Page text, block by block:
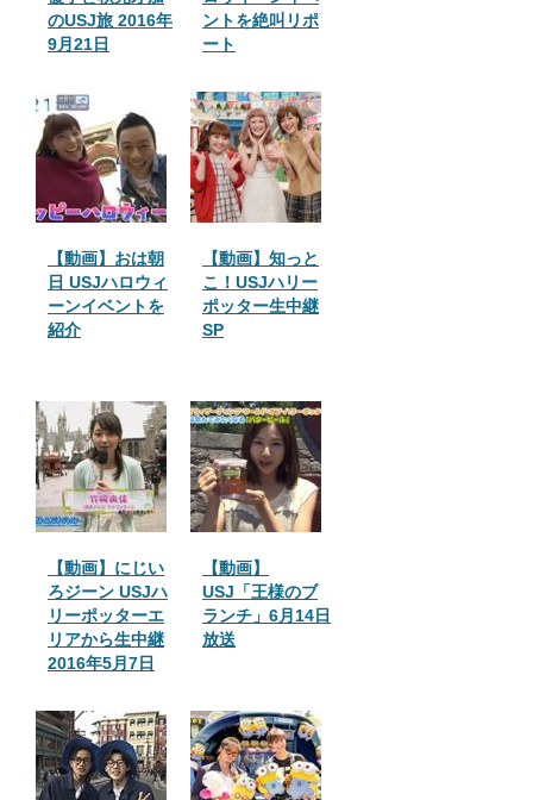
のUSJ旅 2016年
9月21日
ントを絶叫リポ
ート
【動画】おは朝
日 USJハロウィ
ーンイベントを
紹介
【動画】知っと
こ！USJハリー
ポッター生中継
SP
【動画】にじい
ろジーン USJハ
リーポッターエ
リアから生中継
2016年5月7日
【動画】
USJ「王様のブ
ランチ」6月14日
放送